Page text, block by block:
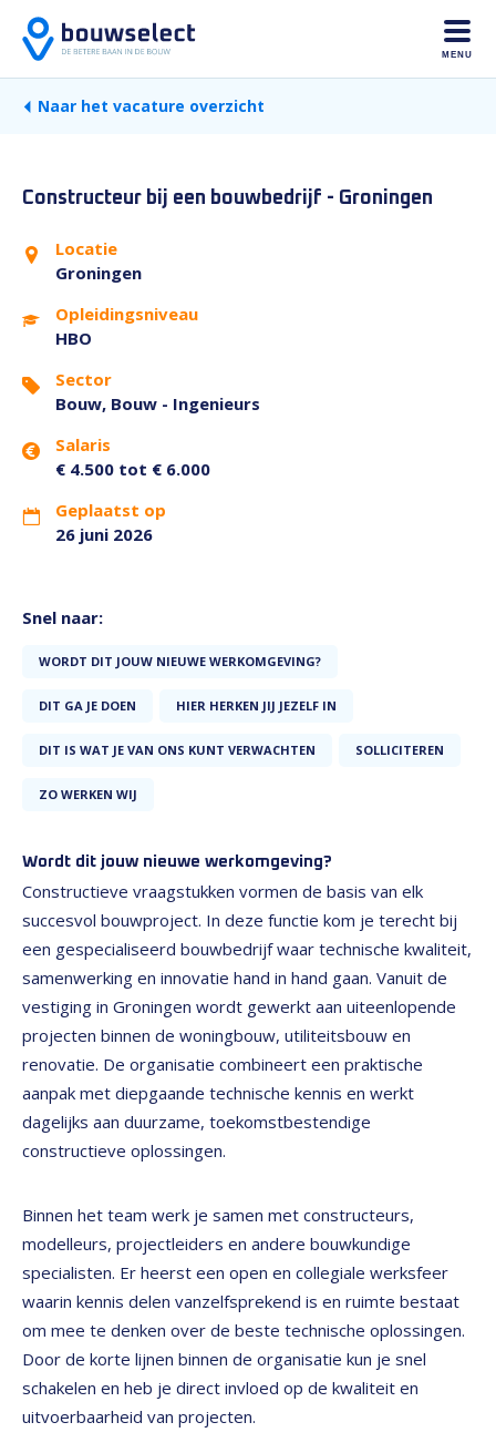
MENU
Naar het vacature overzicht
Constructeur bij een bouwbedrijf - Groningen
Locatie
Groningen
Opleidingsniveau
HBO
Sector
Bouw, Bouw - Ingenieurs
Salaris
€ 4.500 tot € 6.000
Geplaatst op
26 juni 2026
Snel naar:
WORDT DIT JOUW NIEUWE WERKOMGEVING?
DIT GA JE DOEN HIER HERKEN JIJ JEZELF IN
DIT IS WAT JE VAN ONS KUNT VERWACHTEN SOLLICITEREN
ZO WERKEN WIJ
Wordt dit jouw nieuwe werkomgeving?
Constructieve vraagstukken vormen de basis van elk
succesvol bouwproject. In deze functie kom je terecht bij
een gespecialiseerd bouwbedrijf waar technische kwaliteit,
samenwerking en innovatie hand in hand gaan. Vanuit de
vestiging in Groningen wordt gewerkt aan uiteenlopende
projecten binnen de woningbouw, utiliteitsbouw en
renovatie. De organisatie combineert een praktische
aanpak met diepgaande technische kennis en werkt
dagelijks aan duurzame, toekomstbestendige
constructieve oplossingen.
Binnen het team werk je samen met constructeurs,
modelleurs, projectleiders en andere bouwkundige
specialisten. Er heerst een open en collegiale werksfeer
waarin kennis delen vanzelfsprekend is en ruimte bestaat
om mee te denken over de beste technische oplossingen.
Door de korte lijnen binnen de organisatie kun je snel
schakelen en heb je direct invloed op de kwaliteit en
uitvoerbaarheid van projecten.